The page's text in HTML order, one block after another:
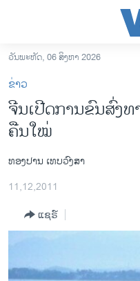
ເຂົ້າ
ຫາ
ຂ້າມ
ຂ້າມ
ຂ້າມ
ຫາ
ຊອກ
ຄົ້ນ
ລາວ
ອາເມຣິກາ
ຂ່າວ​ຈີນ
ໂລກ
ເອເຊຍ
ຊີວິດຊາວລາວ
ວັນພະຫັດ, 06 ສິງຫາ 2026
ຂ່າວ
ຈີນເປີດການຂົນສົ່ງທ
ຄືນໃໝ່
ທອງປານ ເທບວົງສາ
11,12,2011
ແຊຣ໌